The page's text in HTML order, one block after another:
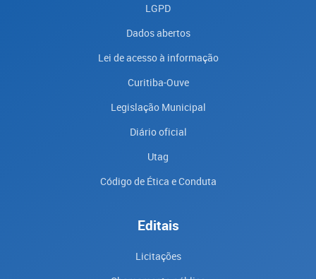
LGPD
Dados abertos
Lei de acesso à informação
Curitiba-Ouve
Legislação Municipal
Diário oficial
Utag
Código de Ética e Conduta
Editais
Licitações